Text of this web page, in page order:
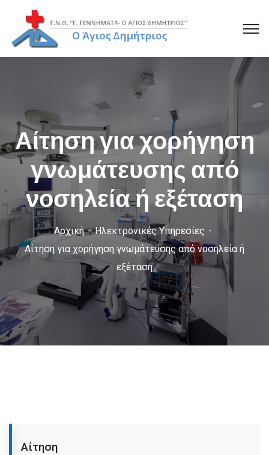
Αίτηση για χορήγηση
γνωμάτευσης από
νοσηλεία ή εξέταση
Αρχική
Ηλεκτρονικές Υπηρεσίες
Αίτηση για χορήγηση γνωμάτευσης από νοσηλεία ή
εξέταση
Αίτηση